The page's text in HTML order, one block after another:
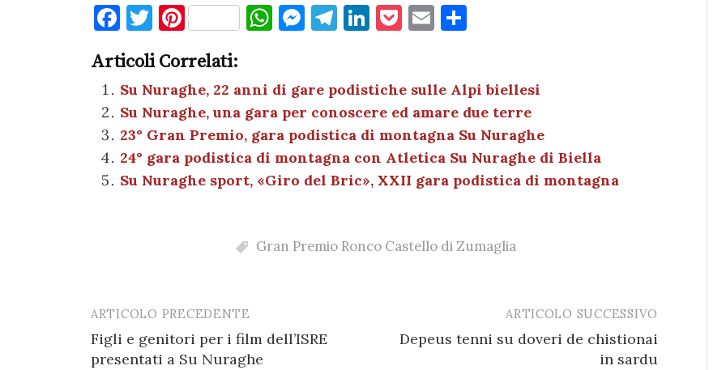
F
a
c
e
b
o
o
T
w
it
te
r
Pi
nt
er
es
t
W
s
A
p
p
M
n
g
er
T
gr
a
m
Li
e
dI
n
P
k
et
E
l di
vi
di
Articoli Correlati:
Su Nuraghe, 22 anni di gare podistiche sulle Alpi biellesi
Su Nuraghe, una gara per conoscere ed amare due terre
23° Gran Premio, gara podistica di montagna Su Nuraghe
24° gara podistica di montagna con Atletica Su Nuraghe di Biella
Su Nuraghe sport, «Giro del Bric», XXII gara podistica di montagna
Gran Premio Ronco Castello di Zumaglia
Post
navigation
ARTICOLO PRECEDENTE
Figli e genitori per i film dell’ISRE
presentati a Su Nuraghe
ARTICOLO SUCCESSIVO
Depeus tenni su doveri de chistionai
in sardu